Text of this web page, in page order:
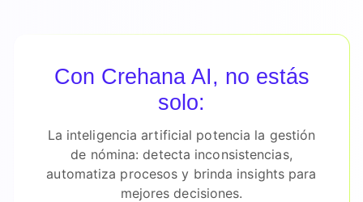
Con Crehana AI, no estás
solo:
La inteligencia artificial potencia la gestión
de nómina: detecta inconsistencias,
automatiza procesos y brinda insights para
mejores decisiones.